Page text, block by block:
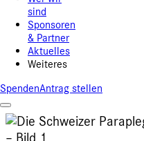
sind
Sponsoren
& Partner
Aktuelles
Weiteres
SpendenAntrag stellen